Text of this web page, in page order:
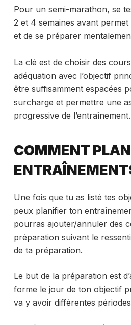
Pour un semi-marathon, se
2 et 4 semaines avant permet
et de se préparer
La clé est de choisir des
adéquation avec l’objectif
être suffisamment espacées
surcharge et permettre une
progressive de l’entraînement.
COMMENT
Une fois que tu as listé tes
peux planifier ton
pourras ajouter/annuler des
préparation suivant le
de ta préparation.
Le but de la préparation est
forme le jour de ton objectif
va y avoir différentes